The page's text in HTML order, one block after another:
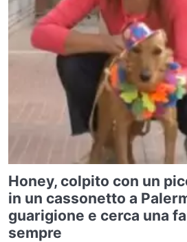
Honey, colpito con un
in un cassonetto a
guarigione e cerca una
sempre